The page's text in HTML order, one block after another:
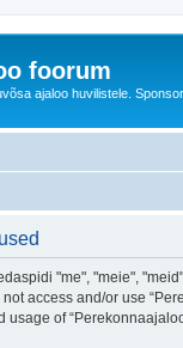
foorum
ajaloo huvilistele.
"me", "meie",
access and/or use
of